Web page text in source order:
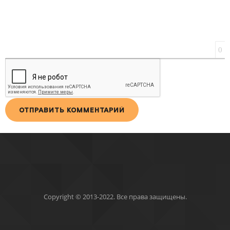
0
ОТПРАВИТЬ КОММЕНТАРИЙ
Copyright © 2013-2022. Все права защищены.